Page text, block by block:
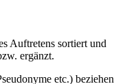
Auftretens sortiert und
ergänzt.
etc.) beziehen